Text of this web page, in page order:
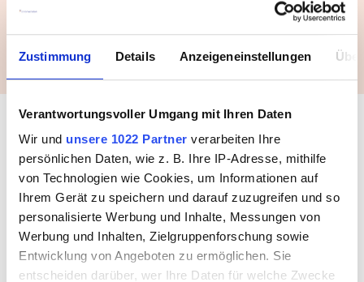
Zustimmung Details Anzeigeneinstellungen
Verantwortungsvoller Umgang mit Ihren Daten
Wir und unsere 1022 Partner verarbeiten Ihre
persönlichen Daten, wie z. B. Ihre IP-Adresse, mithilfe
von Technologien wie Cookies, um Informationen auf
Ihrem Gerät zu speichern und darauf zuzugreifen und so
personalisierte Werbung und Inhalte, Messungen von
Werbung und Inhalten, Zielgruppenforschung sowie
Entwicklung von Angeboten zu ermöglichen. Sie
entscheiden darüber, wer Ihre Daten für welche Zwecke
Sie sich selbst schon mal an der Schönheit des
Bodensees. Promedis24 freut sich schon auf Sie.
Buche jetzt deinen Termin mit